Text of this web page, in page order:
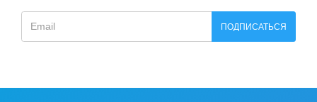
ПОДПИСАТЬСЯ